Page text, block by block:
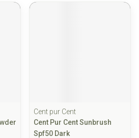
Cent pur Cent
Cent Pur Cent Sunbrush
Spf50 Dark